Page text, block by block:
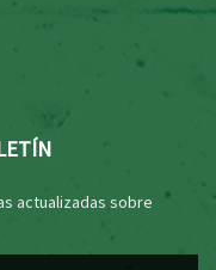
actualizadas sobre